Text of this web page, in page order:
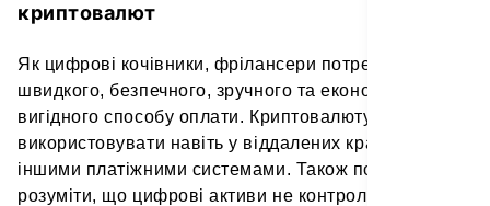
криптовалют
Як цифрові кочівники, фрілансери потребують
швидкого, безпечного, зручного та економічно
вигідного способу оплати. Криптовалюту легко
використовувати навіть у віддалених країнах з
іншими платіжними системами. Також потрібно
розуміти, що цифрові активи не контролюється